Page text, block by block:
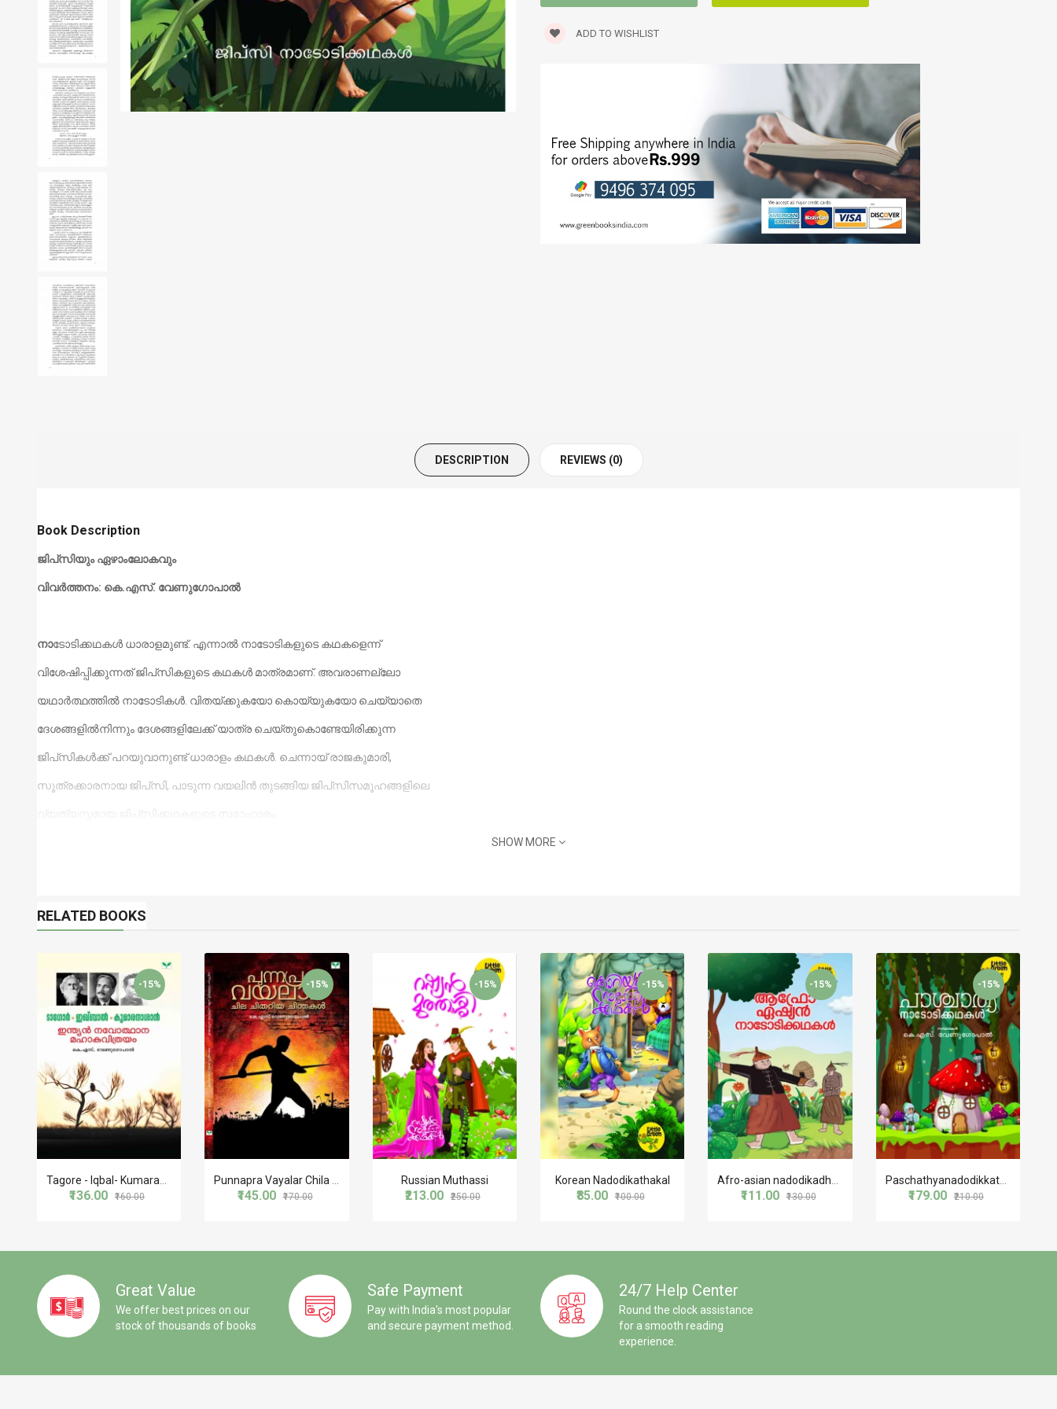
ADD TO WISHLIST
TRAVELOGUE
WORLD CLASSICS
DESCRIPTION REVIEWS (0)
Book Description
ജിപ്‌സിയും ഏഴാംലോകവും
വിവർത്തനം: കെ.എസ്. വേണുഗോപാൽ
നാടോടിക്കഥകൾ ധാരാളമുണ്ട്. എന്നാൽ നാടോടികളുടെ കഥകളെന്ന്
വിശേഷിപ്പിക്കുന്നത് ജിപ്‌സികളുടെ കഥകൾ മാത്രമാണ്. അവരാണല്ലോ
യഥാർത്ഥത്തിൽ നാടോടികൾ. വിതയ്ക്കുകയോ കൊയ്യുകയോ ചെയ്യാതെ
ദേശങ്ങളിൽനിന്നും ദേശങ്ങളിലേക്ക് യാത്ര ചെയ്തുകൊണ്ടേയിരിക്കുന്ന
ജിപ്‌സികൾക്ക് പറയുവാനുണ്ട് ധാരാളം കഥകൾ. ചെന്നായ് രാജകുമാരി,
സൂത്രക്കാരനായ ജിപ്‌സി, പാടുന്ന വയലിൻ തുടങ്ങിയ ജിപ്‌സിസമൂഹങ്ങളിലെ
SHOW MORE
RELATED BOOKS
-15%
₹136.00 ₹160.00
-15%
₹145.00 ₹170.00
-15%
Russian Muthassi
₹213.00 ₹250.00
-15%
Korean Nadodikathakal
₹85.00 ₹100.00
-15%
₹111.00 ₹130.00
-15%
Paschathyanadodikkathakal
₹179.00 ₹210.00
Great Value
We offer best prices on our
stock of thousands of books
Safe Payment
Pay with India's most popular
and secure payment method.
24/7 Help Center
Round the clock assistance
for a smooth reading
experience.